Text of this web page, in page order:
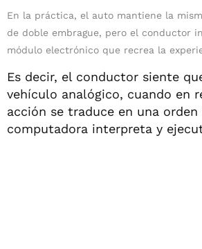
En la práctica, el auto mantiene la
de doble embrague, pero el conductor
módulo electrónico que recrea la
Es decir, el conductor siente
vehículo analógico, cuando en
acción se traduce en una
computadora interpreta y